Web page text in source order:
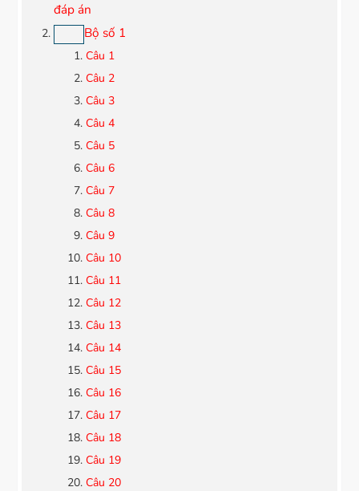
đáp án
Bộ số 1
Câu 1
Câu 2
Câu 3
Câu 4
Câu 5
Câu 6
Câu 7
Câu 8
Câu 9
Câu 10
Câu 11
Câu 12
Câu 13
Câu 14
Câu 15
Câu 16
Câu 17
Câu 18
Câu 19
Câu 20